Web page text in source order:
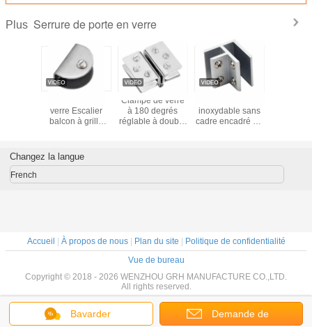
Plus Serrure de porte en verre
le style
verre Escalier
balcon à grille
teinté en acier
inoxydable
Clampe de verre
à 180 degrés
réglable à double
inoxydable sans
cadre encadré en
douche pour
douche
Bavarder Demande de
Changez la langue
French
Accueil | À propos de nous| Plan du site | Politique de confidentialité
Vue de bureau
Copyright © 2018 - 2026 WENZHOU GRH MANUFACTURE CO.,LTD.
All rights reserved.